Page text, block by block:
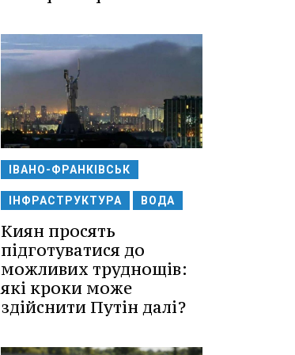
ІВАНО-ФРАНКІВСЬК
ІНФРАСТРУКТУРА ВОДА
Киян просять
підготуватися до
можливих труднощів:
які кроки може
здійснити Путін далі?